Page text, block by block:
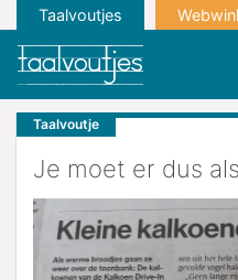
Taalvoutjes
Taalvoutje
Je moet er dus